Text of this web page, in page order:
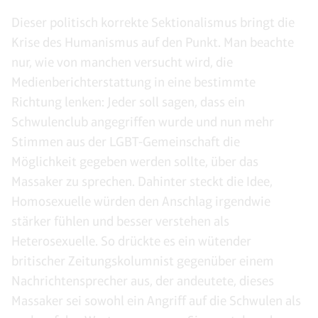
Dieser politisch korrekte Sektionalismus bringt die
Krise des Humanismus auf den Punkt. Man beachte
nur, wie von manchen versucht wird, die
Medienberichterstattung in eine bestimmte
Richtung lenken: Jeder soll sagen, dass ein
Schwulenclub angegriffen wurde und nun mehr
Stimmen aus der LGBT-Gemeinschaft die
Möglichkeit gegeben werden sollte, über das
Massaker zu sprechen. Dahinter steckt die Idee,
Homosexuelle würden den Anschlag irgendwie
stärker fühlen und besser verstehen als
Heterosexuelle. So drückte es ein wütender
britischer Zeitungskolumnist gegenüber einem
Nachrichtensprecher aus, der andeutete, dieses
Massaker sei sowohl ein Angriff auf die Schwulen als